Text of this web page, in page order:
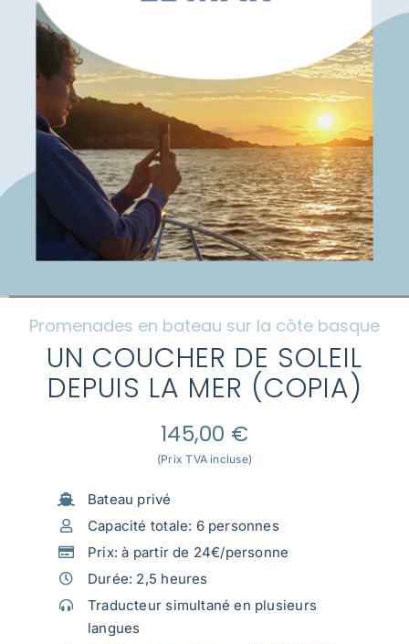
Tourisme sur la côte basque
Contact
Mi cuenta
Promenades en bateau sur la côte basque
UN COUCHER DE SOLEIL
DEPUIS LA MER (COPIA)
145,00 €
(Prix TVA incluse)
Bateau privé
Capacité totale: 6 personnes
Prix: à partir de 24€/personne
Durée: 2,5 heures
Traducteur simultané en plusieurs
langues